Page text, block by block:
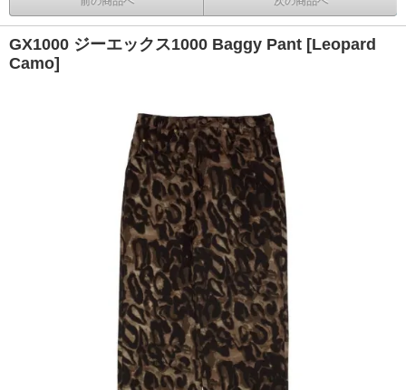
GX1000 ジーエックス1000 Baggy Pant [Leopard
Camo]